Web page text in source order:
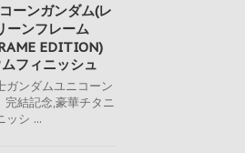
ーンガンダム(レ
ーンフレーム
EDITION)
フィニッシュ
ガンダムユニコーン
完結記念,豪華チタニ
ッシ ...